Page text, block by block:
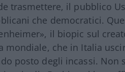
trasmettere, il pubblico
che democratici.
il biopic sul
mondiale, che in Italia
posto degli incassi. Non